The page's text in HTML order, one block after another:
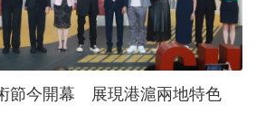
節今開幕 展現港滬兩地特色